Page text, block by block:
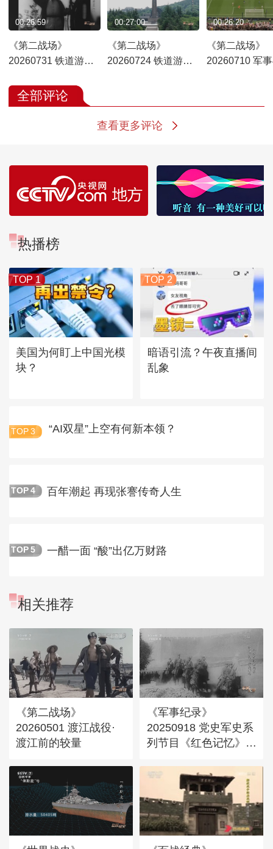
《第二战场》
20260731 铁道游击
00:26:59
《第二战场》
20260724 铁道游击
00:27:00
《第二战场》
20260710 军
00:26:20
全部评论
查看更多评论
热播榜
TOP 1
美国为何盯上中国光模
块？
TOP 2
暗语引流？午夜直播间
乱象
TOP 3 “AI双星”上空有何新本领？
TOP 4 百年潮起 再现张謇传奇人生
TOP 5 一醋一面 “酸”出亿万财路
相关推荐
《第二战场》
20260501 渡江战役·
渡江前的较量
《军事纪录》
20250918 党史军史系
列节目《红色记忆》
攻坚 破垒摧锋